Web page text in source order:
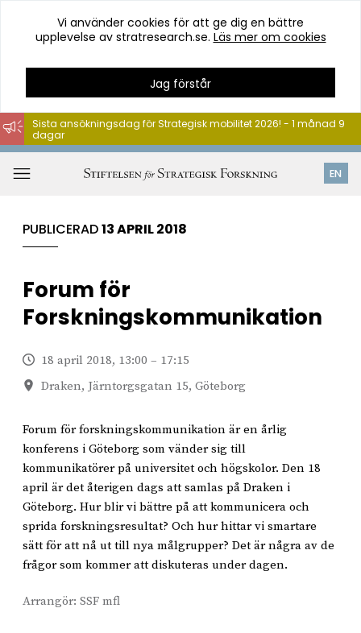
Hoppa
till
innehåll
Vi använder cookies för att ge dig en bättre
upplevelse av stratresearch.se. Läs mer om cookies
Jag förstår
EN
Sista ansökningsdag för Strategisk mobilitet 2026! - 1 månad 9
dagar
PUBLICERAD13 APRIL 2018
Forum för
Forskningskommunikation
18 april 2018, 13:00 – 17:15
Draken, Järntorgsgatan 15, Göteborg
Forum för forskningskommunikation är en årlig
konferens i Göteborg som vänder sig till
kommunikatörer på universitet och högskolor. Den 18
april är det återigen dags att samlas på Draken i
Göteborg. Hur blir vi bättre på att kommunicera och
sprida forskningsresultat? Och hur hittar vi smartare
sätt för att nå ut till nya målgrupper? Det är några av de
frågor som kommer att diskuteras under dagen.
Arrangör: SSF mfl